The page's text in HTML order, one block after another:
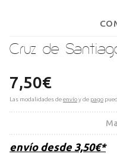
Cruz de
7,50€
Las modalidades deenvíoy de pago
envío desde 3,50€*